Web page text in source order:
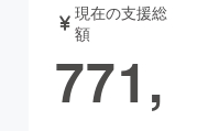
書籍・雑誌
現在の支援総
額
771,